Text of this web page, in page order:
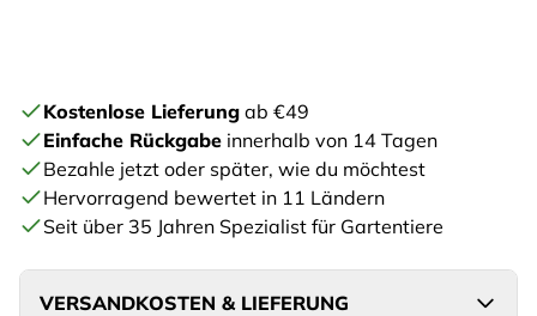
Kostenlose Lieferung ab €49
Einfache Rückgabe innerhalb von 14 Tagen
Bezahle jetzt oder später, wie du möchtest
Hervorragend bewertet in 11 Ländern
Seit über 35 Jahren Spezialist für Gartentiere
VERSANDKOSTEN & LIEFERUNG